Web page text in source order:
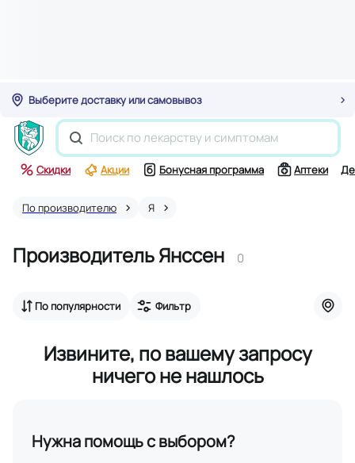
Выберите доставку или самовывоз
Скидки Акции Бонусная программа Аптеки
По производителю Я
Производитель Янссен 0
По популярности Фильтр
Извините, по вашему запросу
ничего не нашлось
Нужна помощь с выбором?